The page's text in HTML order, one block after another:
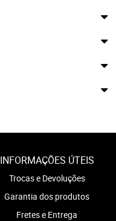
INFORMAÇÕES ÚTEIS
Trocas e Devoluções
Garantia dos produtos
Fretes e Entrega